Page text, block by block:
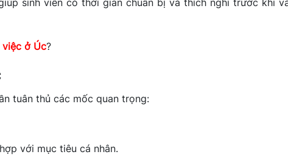
sinh viên có thời gian chuẩn bị và thích nghi trước khi
việc ở Úc?
tuân thủ các mốc quan trọng:
với mục tiêu cá nhân.